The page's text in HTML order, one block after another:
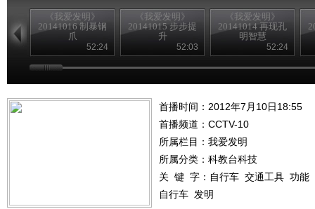
《我爱发明》
20141016 制暴钢
爪
52:24
《我爱发明》
20141015 步步提
升
52:03
《我爱发明》
20141014 再现孔
明智慧
52:24
首播时间：2012年7月10日18:55
首播频道： CCTV-10
所属栏目： 我爱发明
所属分类：科教台科技
关 键 字： 自行车 交通工具 功能
自行车 发明